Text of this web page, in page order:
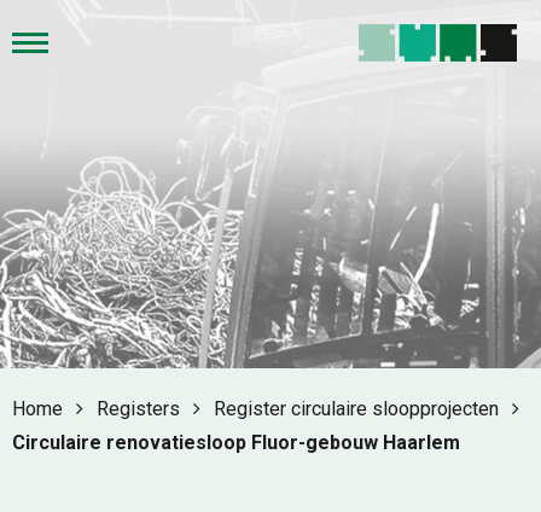
Home Registers
Register circulaire sloopprojecten
Circulaire renovatiesloop Fluor-gebouw Haarlem